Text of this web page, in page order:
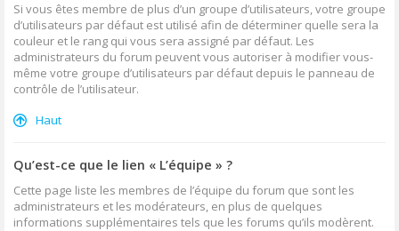
Si vous êtes membre de plus d’un groupe d’utilisateurs, votre groupe
d’utilisateurs par défaut est utilisé afin de déterminer quelle sera la
couleur et le rang qui vous sera assigné par défaut. Les
administrateurs du forum peuvent vous autoriser à modifier vous-
même votre groupe d’utilisateurs par défaut depuis le panneau de
contrôle de l’utilisateur.
Haut
Qu’est-ce que le lien « L’équipe » ?
Cette page liste les membres de l’équipe du forum que sont les
administrateurs et les modérateurs, en plus de quelques
informations supplémentaires tels que les forums qu’ils modèrent.